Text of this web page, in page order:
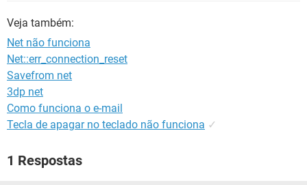
GUIA DE COMPRAS
Veja também:
Net não funciona
Net::err_connection_reset
Savefrom net
3dp net
Como funciona o e-mail
Tecla de apagar no teclado não funciona ✓
1 Respostas